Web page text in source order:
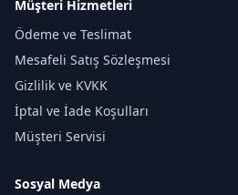
Müşteri Hizmetleri
Ödeme ve Teslimat
Mesafeli Satış Sözleşmesi
Gizlilik ve KVKK
İptal ve İade Koşulları
Müşteri Servisi
Sosyal Medya